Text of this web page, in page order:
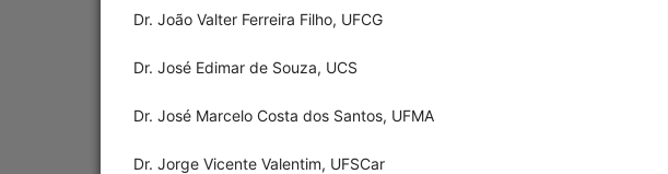
Dr. João Valter Ferreira Filho, UFCG
Dr. José Edimar de Souza, UCS
Dr. José Marcelo Costa dos Santos, UFMA
Dr. Jorge Vicente Valentim, UFSCar